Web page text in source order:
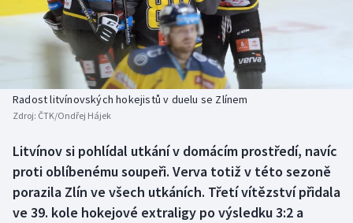
Americký fotbal
Baseball a softbal
Biatlon
Boby a skeleton
Box
NEPŘEHLÉDNĚTE
Soutěže
Historické návraty
Aplikace ČT sport
AZ kvíz
Radost litvínovských hokejistů v duelu se Zlínem
Zdroj: ČTK/Ondřej Hájek
Litvínov si pohlídal utkání v domácím prostředí, navíc
proti oblíbenému soupeři. Verva totiž v této sezoně
porazila Zlín ve všech utkáních. Třetí vítězství přidala
ve 39. kole hokejové extraligy po výsledku 3:2 a